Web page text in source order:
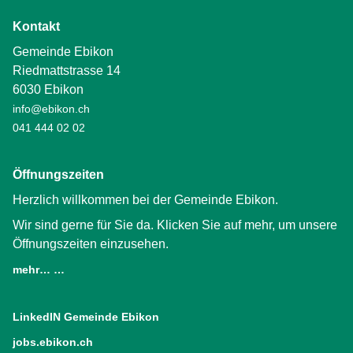
Kontakt
Gemeinde Ebikon
Riedmattstrasse 14
6030 Ebikon
info@ebikon.ch
041 444 02 02
Öffnungszeiten
Herzlich willkommen bei der Gemeinde Ebikon.
Wir sind gerne für Sie da. Klicken Sie auf mehr, um unsere
Öffnungszeiten einzusehen.
mehr… …
LinkedIN Gemeinde Ebikon
jobs.ebikon.ch